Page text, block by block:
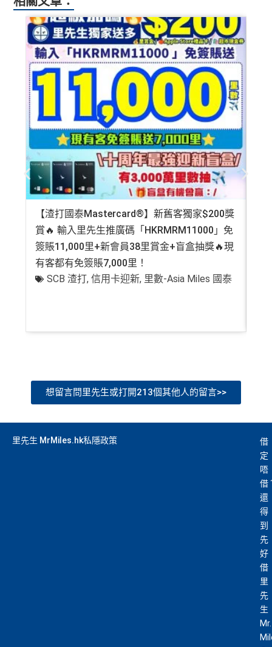
【渣打國泰Mastercard®】新舊客獨家$200獎
賞🔥 輸入里先生推廣碼「HKRMRM11000」免
簽賬11,000里+新會員38里賞金+盲盒抽獎🔥現
有客都有免簽賬7,000里！
SCB 渣打,信用卡迎新, 里數-Asia Miles 國泰
想留言問里先生或打開213個其他人的留言>>
里先生 MrMiles.hk私隱政策
借
定
唔
借
還
得
到
先
好
借
里
先
生
Mr.